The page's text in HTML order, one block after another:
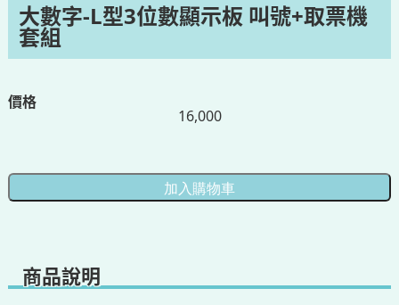
大數字-L型3位數顯示板 叫號+取票機
套組
價格
16,000
商品說明